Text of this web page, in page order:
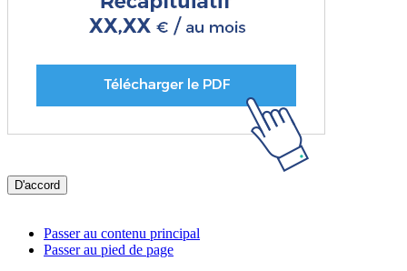
D'accord
Passer au contenu principal
Passer au pied de page